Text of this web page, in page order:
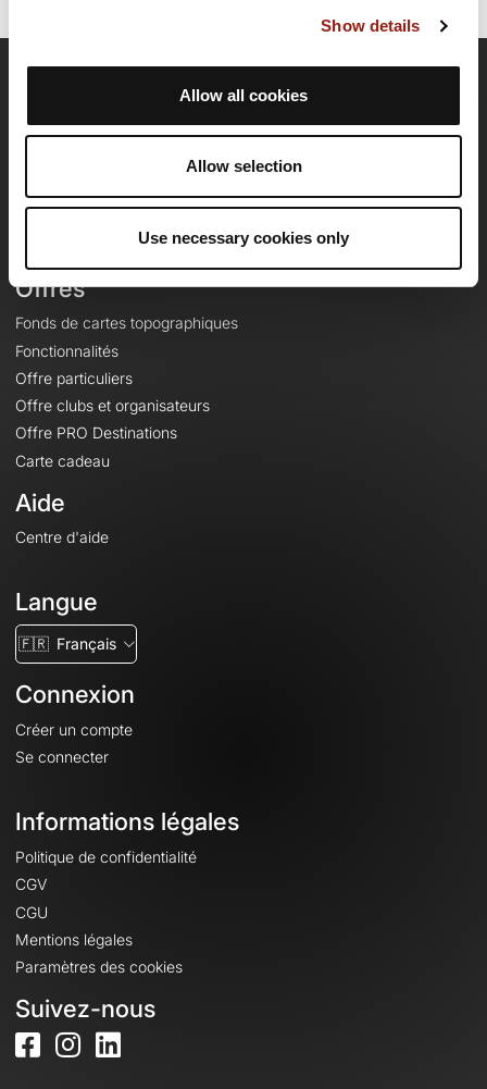
Show details
Allow all cookies
Allow selection
Use necessary cookies only
Equipe
Offres
Fonds de cartes topographiques
Fonctionnalités
Offre particuliers
Offre clubs et organisateurs
Offre PRO Destinations
Carte cadeau
Aide
Centre d'aide
Langue
🇫🇷 Français
Connexion
Créer un compte
Se connecter
Informations légales
Politique de confidentialité
CGV
CGU
Mentions légales
Paramètres des cookies
Suivez-nous